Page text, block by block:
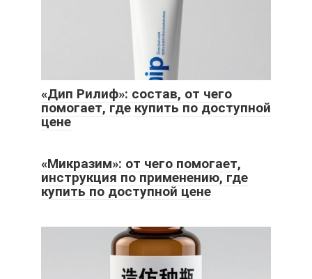
«Дип Рилиф»: состав, от чего
помогает, где купить по доступной
цене
«Микразим»: от чего помогает,
инструкция по применению, где
купить по доступной цене